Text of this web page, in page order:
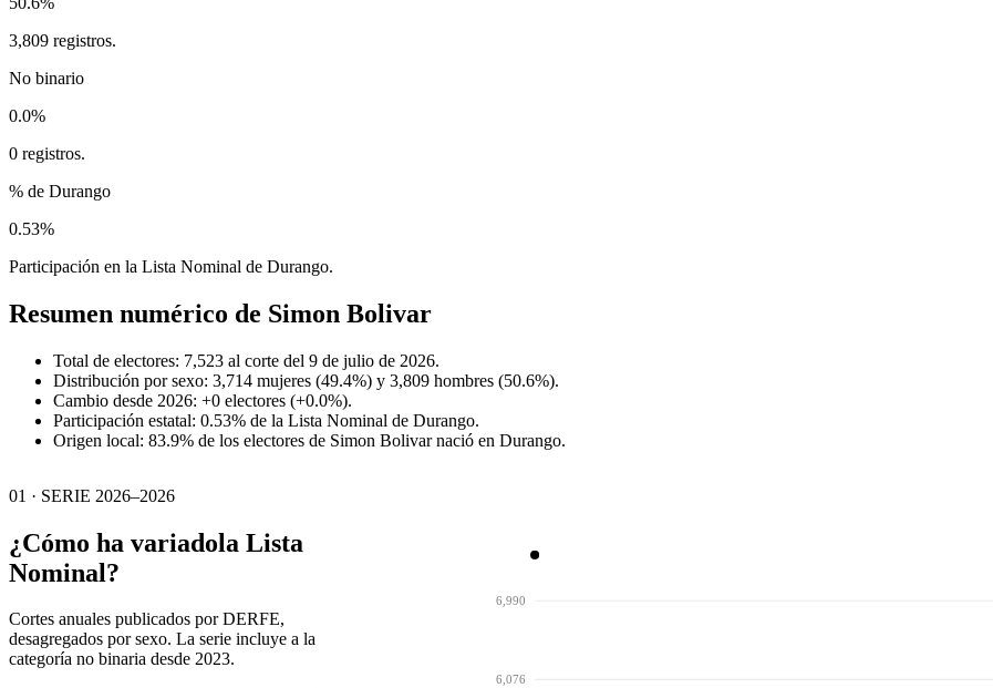
3,809 registros.
No binario
0.0%
0 registros.
% de Durango
0.53%
Participación en la Lista Nominal de Durango.
Resumen numérico de Simon Bolivar
Total de electores: 7,523 al corte del 9 de julio de 2026.
Distribución por sexo: 3,714 mujeres (49.4%) y 3,809 hombres (50.6%).
Cambio desde 2026: +0 electores (+0.0%).
Participación estatal: 0.53% de la Lista Nominal de Durango.
Origen local: 83.9% de los electores de Simon Bolivar nació en Durango.
01 · SERIE 2026–2026
¿Cómo ha variadola Lista
Nominal?
Cortes anuales publicados por DERFE,
desagregados por sexo. La serie incluye a la
categoría no binaria desde 2023.
6,076
6,990